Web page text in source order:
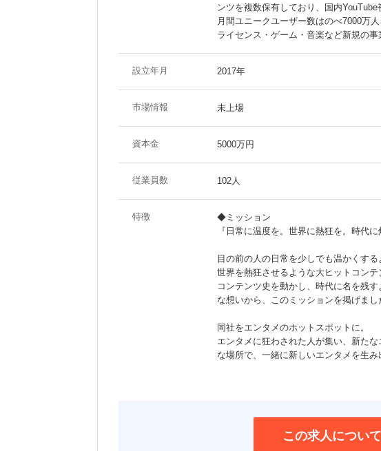
ンツを複数保有しており、国内YouTube
月間ユニークユーザー数はのべ7000万
ライセンス・ゲーム・音楽など新規の事
設立年月 2017年
市場情報 未上場
資本金 5000万円
従業員数 102人
特徴
◆ミッション
『日常に温度を。世界に熱狂を。時代に
目の前の人の日常を少しでも温かくする
世界を熱狂させるような大ヒットコンテ
コンテンツ史を動かし、時代に名を残
な想いから、このミッションを掲げまし
同社をエンタメのホットスポットに。
エンタメに狂わされた人が集い、新た
な場所で、一緒に新しいエンタメを生み
この求人につい